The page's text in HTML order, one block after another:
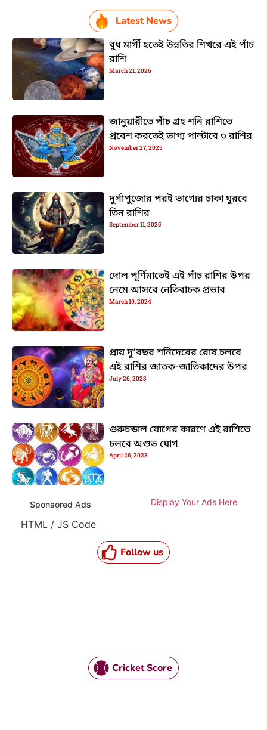
Latest News
বুধ মার্গী হতেই উন্নতির শিখরে এই পাঁচ
রাশি
March 21, 2026
জানুয়ারীতে পাঁচ গ্রহ শনি রাশিতে
প্রবেশ করতেই ভাগ্য পাল্টাবে ৩ রাশির
November 27, 2025
দুর্গাপুজোর পরই ভাগ্যের চাকা ঘুরবে
তিন রাশির
September 11, 2025
দোল পূর্ণিমাতেই এই পাঁচ রাশির উপর
নেমে আসবে নেতিবাচক প্রভাব
March 10, 2024
প্রায় দু’বছর শনিদেবের রোষ চলবে
এই রাশির জাতক-জাতিকাদের উপর
July 26, 2023
গুরুচন্ডাল যোগের কারণে এই রাশিতে
চলবে অশুভ যোগ
April 26, 2023
Sponsored Ads Display Your Ads Here
HTML / JS Code
Follow us
Cricket Score